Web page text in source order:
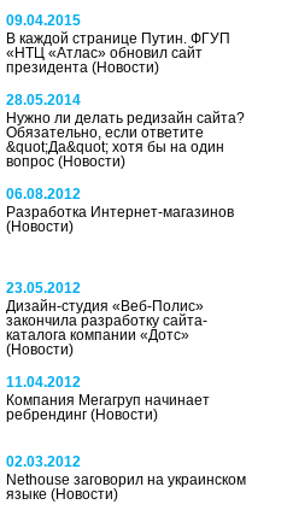
09.04.2015
В каждой странице Путин. ФГУП
«НТЦ «Атлас» обновил сайт
президента(Новости)
28.05.2014
Нужно ли делать редизайн сайта?
Обязательно, если ответите
&quot;Да&quot; хотя бы на один
вопрос(Новости)
06.08.2012
Разработка Интернет-магазинов
(Новости)
23.05.2012
Дизайн-студия «Веб-Полис»
закончила разработку сайта-
каталога компании «Дотс»
(Новости)
11.04.2012
Компания Мегагруп начинает
ребрендинг(Новости)
02.03.2012
Nethouse заговорил на украинском
языке(Новости)